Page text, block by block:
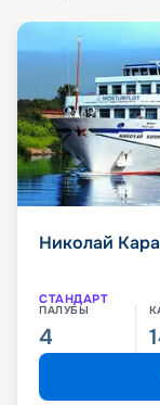
Николай
СТАНДАРТ
ПАЛУБЫ
4